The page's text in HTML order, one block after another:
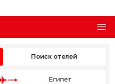
Поиск отелей
Египет